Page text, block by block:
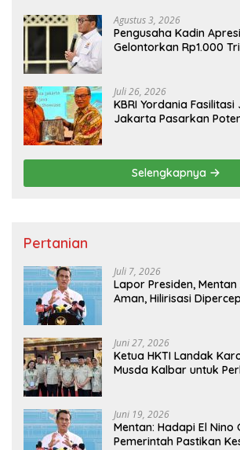
Agustus 3, 2026
Pengusaha Kadin
Gelontorkan Rp1.000
Juli 26, 2026
KBRI Yordania
Jakarta Pasarkan
Selengkapnya
Pertanian
Juli 7, 2026
Lapor Presiden,
Aman, Hilirisasi
Juni 27, 2026
Ketua HKTI Landak
Musda Kalbar untuk
Juni 19, 2026
Mentan: Hadapi El Nino
Pemerintah Pastikan